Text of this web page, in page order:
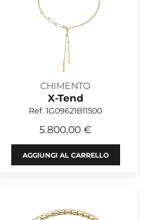
CHIMENTO
X-Tend
Ref. 1G09621B11500
5.800,00 €
AGGIUNGI AL CARRELLO